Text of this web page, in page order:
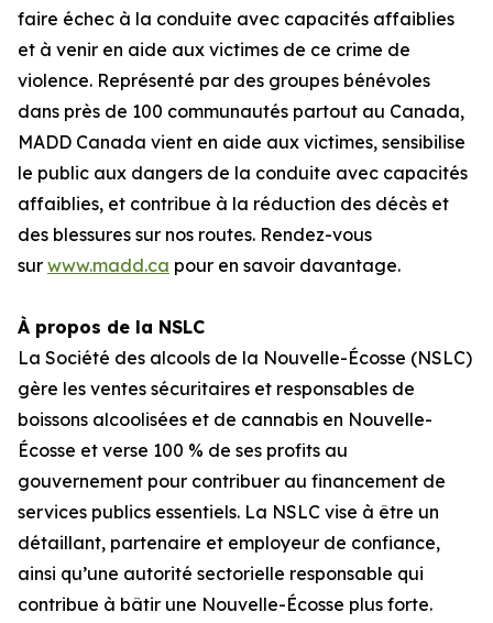
faire échec à la conduite avec capacités affaiblies
et à venir en aide aux victimes de ce crime de
violence. Représenté par des groupes bénévoles
dans près de 100 communautés partout au Canada,
MADD Canada vient en aide aux victimes, sensibilise
le public aux dangers de la conduite avec capacités
affaiblies, et contribue à la réduction des décès et
des blessures sur nos routes. Rendez-vous
sur www.madd.ca pour en savoir davantage.
À propos de la NSLC
La Société des alcools de la Nouvelle-Écosse (NSLC)
gère les ventes sécuritaires et responsables de
boissons alcoolisées et de cannabis en Nouvelle-
Écosse et verse 100 % de ses profits au
gouvernement pour contribuer au financement de
services publics essentiels. La NSLC vise à être un
détaillant, partenaire et employeur de confiance,
ainsi qu’une autorité sectorielle responsable qui
contribue à bâtir une Nouvelle-Écosse plus forte.